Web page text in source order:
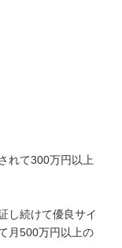
れて300万円以上
し続けて優良サイ
月500万円以上の